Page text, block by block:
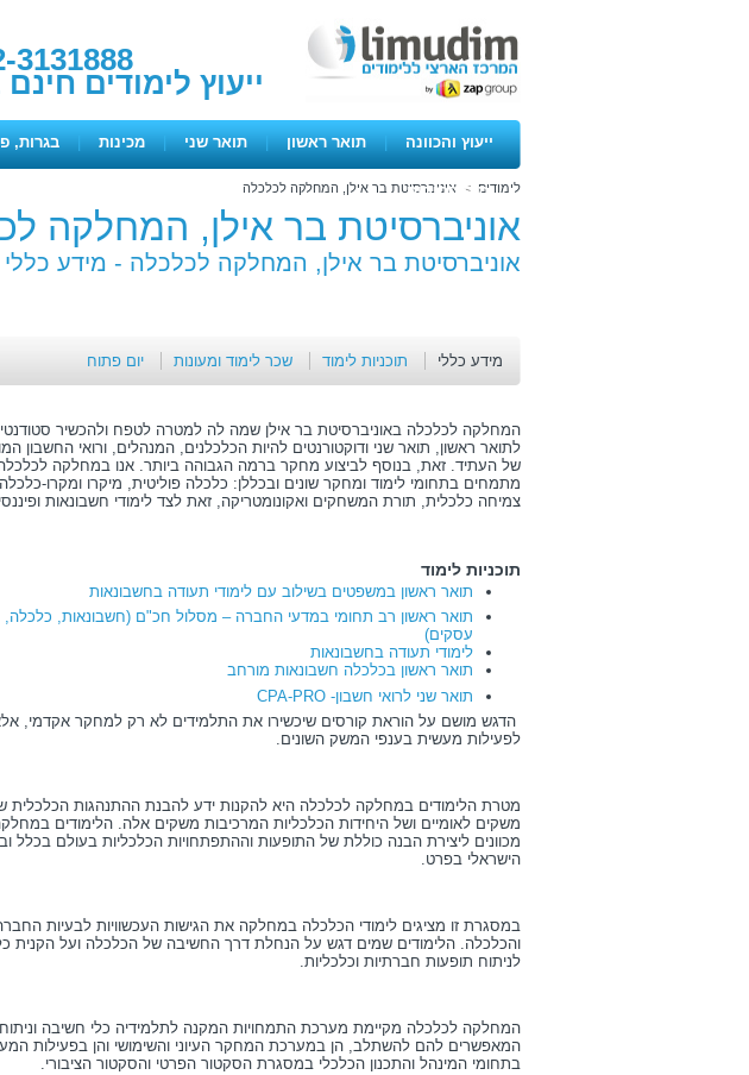
3131888
ייעוץ לימודים
ייעוץ והכוונה | תואר ראשון | תואר שני | מכינות | בגרות,
ימים פתוחיםלימודים > אוניברסיטת בר אילן, המחלקה לכלכלה
אוניברסיטת בר אילן, המחלקה
אוניברסיטת בר אילן, המחלקה לכלכלה - מידע כללי
מידע כללי תוכניות לימוד שכר לימוד ומעונות יום פתוח
המחלקה לכלכלה באוניברסיטת בר אילן שמה לה למטרה לטפח ולהכשיר
לתואר ראשון, תואר שני ודוקטורנטים להיות הכלכלנים, המנהלים, ורואי החשבון
של העתיד. זאת, בנוסף לביצוע מחקר ברמה הגבוהה ביותר. אנו במחלקה
מתמחים בתחומי לימוד ומחקר שונים ובכללן: כלכלה פוליטית, מיקרו ומקרו-
צמיחה כלכלית, תורת המשחקים ואקונומטריקה, זאת לצד לימודי חשבונאות
תוכניות לימוד
תואר ראשון במשפטים בשילוב עם לימודי תעודה בחשבונאות
תואר ראשון רב תחומי במדעי החברה – מסלול חכ"ם (חשבונאות, כלכלה,
עסקים)
לימודי תעודה בחשבונאות
תואר ראשון בכלכלה חשבונאות מורחב
תואר שני לרואי חשבון- CPA-PRO
הדגש מושם על הוראת קורסים שיכשירו את התלמידים לא רק למחקר אקדמי,
לפעילות מעשית בענפי המשק השונים.
מטרת הלימודים במחלקה לכלכלה היא להקנות ידע להבנת ההתנהגות הכלכלית
משקים לאומיים ושל היחידות הכלכליות המרכיבות משקים אלה. הלימודים
מכוונים ליצירת הבנה כוללת של התופעות וההתפתחויות הכלכליות בעולם בכלל
הישראלי בפרט.
במסגרת זו מציגים לימודי הכלכלה במחלקה את הגישות העכשוויות לבעיות
והכלכלה. הלימודים שמים דגש על הנחלת דרך החשיבה של הכלכלה ועל הקנית
לניתוח תופעות חברתיות וכלכליות.
המחלקה לכלכלה מקיימת מערכת התמחויות המקנה לתלמידיה כלי חשיבה וניתוח
המאפשרים להם להשתלב, הן במערכת המחקר העיוני והשימושי והן בפעילות
בתחומי המינהל והתכנון הכלכלי במסגרת הסקטור הפרטי והסקטור הציבורי.